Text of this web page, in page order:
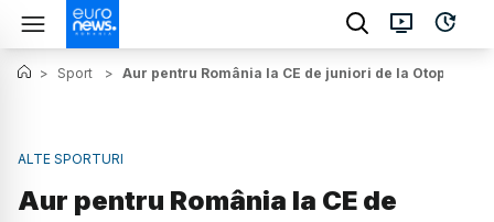
> Sport > Aur pentru România la CE de juniori de la Otopeni.
ALTE SPORTURI
Aur pentru România la CE de